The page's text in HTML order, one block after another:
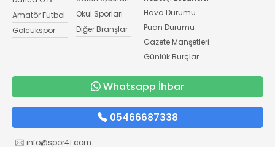
Amatör Futbol
Gölcükspor
Okul Sporları
Diğer Branşlar
Hava Durumu
Puan Durumu
Gazete Manşetleri
Günlük Burçlar
Whatsapp İhbar
05466687338
info@spor41.com